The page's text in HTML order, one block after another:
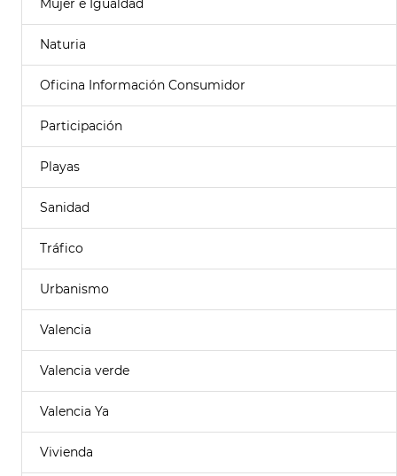
Naturia
Oficina Información Consumidor
Participación
Playas
Sanidad
Tráfico
Urbanismo
Valencia
Valencia verde
Valencia Ya
Vivienda